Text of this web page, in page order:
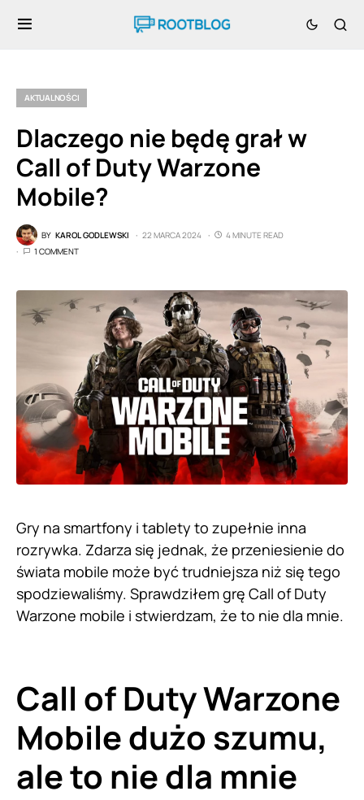
AKTUALNOŚCI
Dlaczego nie będę grał w
Call of Duty Warzone
Mobile?
BY KAROL GODLEWSKI 22 MARCA 2024
4 MINUTE READ
1 COMMENT
Gry na smartfony i tablety to zupełnie inna
rozrywka. Zdarza się jednak, że przeniesienie do
świata mobile może być trudniejsza niż się tego
spodziewaliśmy. Sprawdziłem grę Call of Duty
Warzone mobile i stwierdzam, że to nie dla mnie.
Call of Duty Warzone
Mobile dużo szumu,
ale to nie dla mnie